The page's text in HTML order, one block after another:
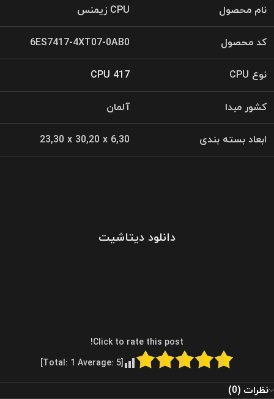
نام محصول CPU زیمنس
کد محصول 6ES7417-4XT07-0AB0
نوع CPU CPU 417
کشور مبدا آلمان
ابعاد بسته بندی 23,30 x 30,20 x 6,30
دانلود دیتاشیت
Click to rate this post!
[Total:
1 Average: 5
]
نظرات (0)